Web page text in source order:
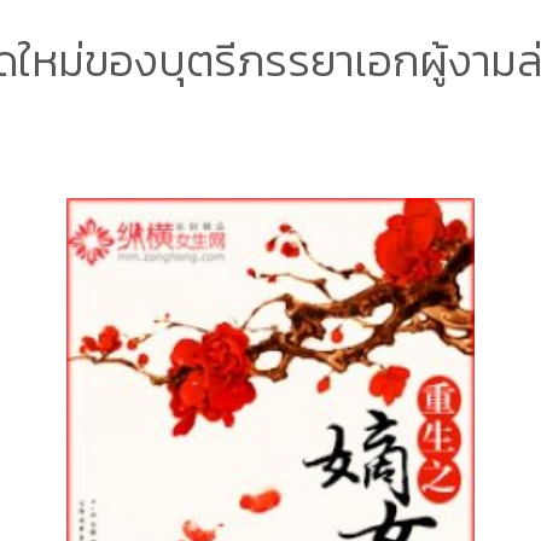
ใหม่ของบุตรีภรรยาเอกผู้งาม